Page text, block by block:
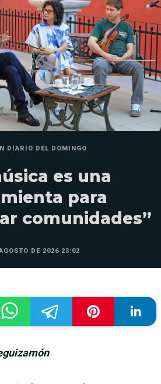
DIARIO DEL DOMINGO
es una
para
comunidades”
DE 2026 23:02